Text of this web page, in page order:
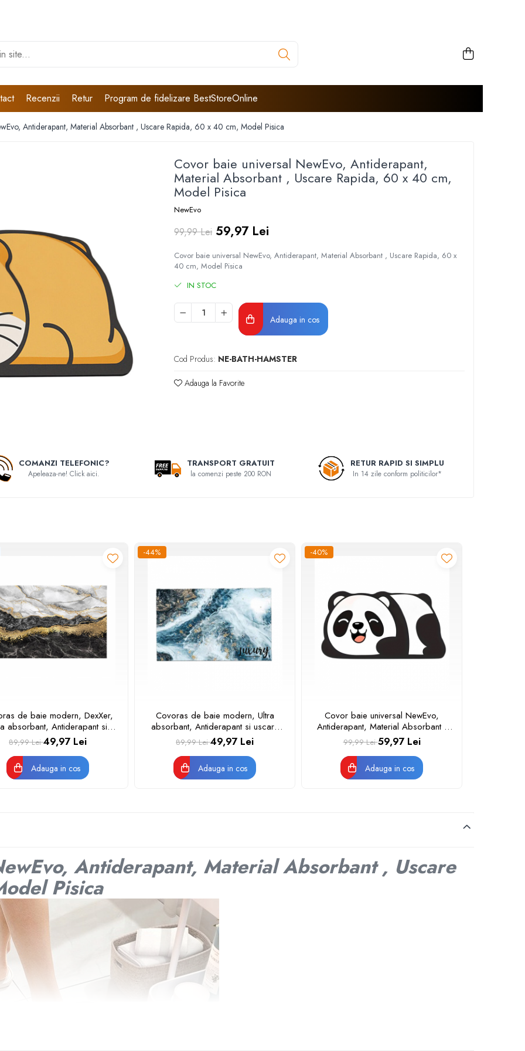
Recenzii Retur Program de fidelizare BestStoreOnline
Antiderapant, Material Absorbant , Uscare Rapida, 60 x 40 cm, Model Pisica
Covor baie universal NewEvo, Antiderapant,
Material Absorbant , Uscare Rapida, 60 x 40 cm,
Model Pisica
NewEvo
99,99 Lei 59,97 Lei
Covor baie universal NewEvo, Antiderapant, Material Absorbant , Uscare Rapida, 60 x
40 cm, Model Pisica
IN STOC
Adauga in cos
Cod Produs: NE-BATH-HAMSTER
Adauga la Favorite
COMANZI TELEFONIC?
Apeleaza-ne! Click aici.
TRANSPORT GRATUIT
la comenzi peste 200 RON
RETUR RAPID SI SIMPLU
In 14 zile conform politicilor*
de baie modern, DexXer,
absorbant, Antiderapant si
rapida, Model marmura,
usor de curatat, 50x80 cm,
Poliester/Rubber, Negru
89,99 Lei49,97 Lei
Adauga in cos
-44%
Covoras de baie modern, Ultra
absorbant, Antiderapant si uscare
rapida, Model marmura, Ecologic
usor de curatat, 50x80 cm,
Poliester/Rubber, Model Ocean
89,99 Lei49,97 Lei
Adauga in cos
-40%
Covor baie universal NewEvo,
Antiderapant, Material Absorbant ,
Uscare Rapida, 60 x 40 cm, Model
Panda
99,99 Lei59,97 Lei
Adauga in cos
Antiderapant, Material Absorbant , Uscare
Pisica